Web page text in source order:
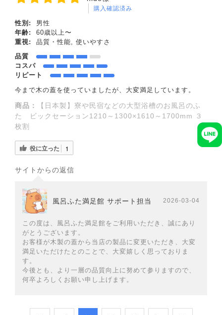
購入確認済み
性別:
男性
年齢:
60歳以上〜
重視:
品質・性能, 使いやすさ
品質
コスパ
リピート
今まで木の蓋を使っていましたが、大変満足しています。
商品：
【日本製】寮や民宿などの大型浴槽のお風呂のふ
た ビックセーション1210～1300×1610～1700mm ３
枚割
役に立った 1
サイトからの返信
風呂ふた満足館 サポート担当 2026-03-04
この度は、風呂ふた満足館をご利用いただき、誠にあり
がとうございます。
お客様が木製の蓋から当店の製品に変更いただき、大変
満足いただけたとのことで、大変嬉しく思っておりま
す。
今後とも、より一層の品質向上に努めて参りますので、
何卒よろしくお願い申し上げます。